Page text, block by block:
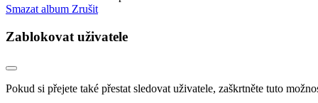
Smazat album Zrušit
Zablokovat uživatele
Pokud si přejete také přestat sledovat uživatele, zaškrtněte tuto